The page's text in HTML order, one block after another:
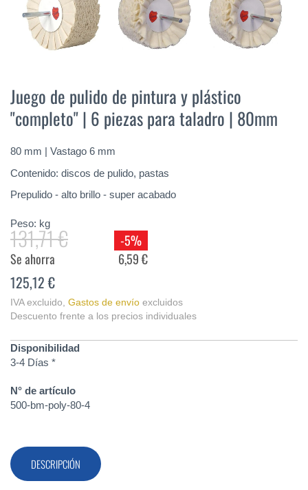
comienzo
de
la
de
imágenes
Juego de pulido de pintura y plástico
"completo" | 6 piezas para taladro | 80mm
80 mm | Vastago 6 mm
Contenido: discos de pulido, pastas
Prepulido - alto brillo - super acabado
Peso: kg
131,71 €
-5%
Se ahorra
6,59 €
125,12 €
IVA excluido, Gastos de envío excluidos
Descuento frente a los precios individuales
Disponibilidad
3-4 Días *
N° de artículo
500-bm-poly-80-4
DESCRIPCIÓN